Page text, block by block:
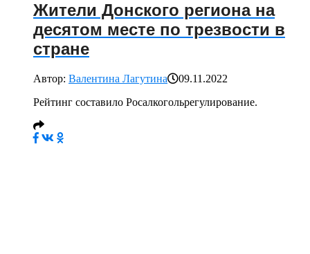
Жители Донского региона на
десятом месте по трезвости в
стране
Автор: Валентина Лагутина
09.11.2022
Рейтинг составило Росалкогольрегулирование.